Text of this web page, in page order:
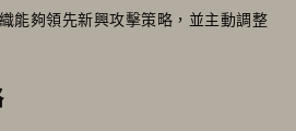
能夠領先新興攻擊策略，並主動調整